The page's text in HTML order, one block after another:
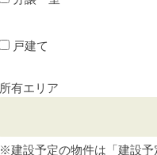
戸建て
所有エリア
※建設予定の物件は「建設予